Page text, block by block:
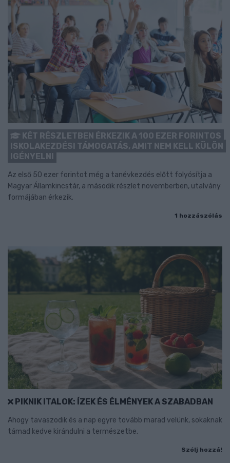
KÉT RÉSZLETBEN ÉRKEZIK A 100 EZER FORINTOS
ISKOLAKEZDÉSI TÁMOGATÁS, AMIT NEM KELL KÜLÖN
IGÉNYELNI
Az első 50 ezer forintot még a tanévkezdés előtt folyósítja a
Magyar Államkincstár, a második részlet novemberben, utalvány
formájában érkezik.
1 hozzászólás
PIKNIK ITALOK: ÍZEK ÉS ÉLMÉNYEK A SZABADBAN
Ahogy tavaszodik és a nap egyre tovább marad velünk, sokaknak
támad kedve kirándulni a természetbe.
Szólj hozzá!